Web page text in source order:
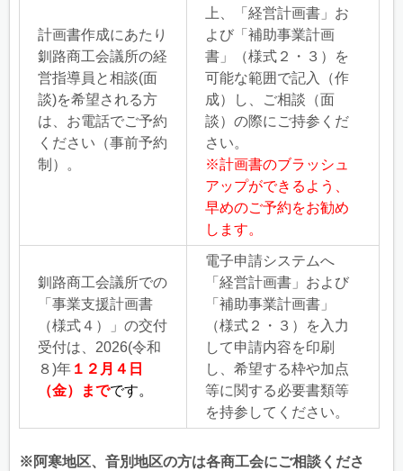
計画書作成にあたり
釧路商工会議所の経
営指導員と相談(面
談)を希望される方
は、お電話でご予約
ください （事前予約
制）。
上、「経営計画書」お
よび「補助事業計画
書」（様式２・３）を
可能な範囲で記入（作
成）し、ご相談（面
談）の際にご持参くだ
さい。
※計画書のブラッシュ
アップができるよう、
早めのご予約をお勧め
します。
釧路商工会議所での
「事業支援計画書
（様式４）」の交付
受付は、2026(令和
８)年 １２月４日
（金）までです。
電子申請システムへ
「経営計画書」および
「補助事業計画書」
（様式２・３）を入力
して申請内容を印刷
し、希望する枠や加点
等に関する必要書類等
を持参してください。
※阿寒地区、音別地区の方は各商工会にご相談くださ